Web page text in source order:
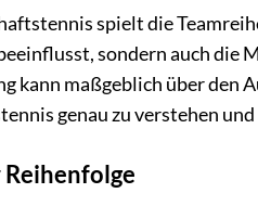
spielt die
sondern auch die
kann maßgeblich über den
genau zu verstehen